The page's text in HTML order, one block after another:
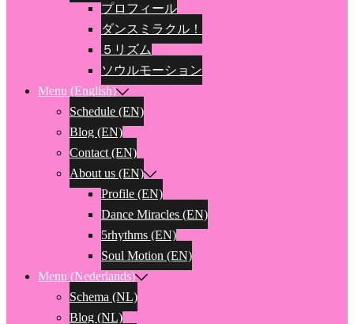
プロフィール
ダンスミラクル！
５リズム
ソウルモーション
Menu (English)
Schedule (EN)
Blog (EN)
Contact (EN)
About us (EN)
Profile (EN)
Dance Miracles (EN)
5rhythms (EN)
Soul Motion (EN)
Menu (Nederlands)
Schema (NL)
Blog (NL)